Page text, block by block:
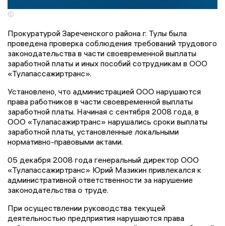
©
Прокуратурой Зареченского района г. Тулы была
проведена проверка соблюдения требований трудового
законодательства в части своевременной выплаты
заработной платы и иных пособий сотрудникам в ООО
«Тулапассажиртранс».
Установлено, что администрацией ООО нарушаются
права работников в части своевременной выплаты
заработной платы. Начиная с сентября 2008 года, в
ООО «Тулапасажиртранс» нарушались сроки выплаты
заработной платы, установленные локальными
нормативно-правовыми актами.
05 декабря 2008 года генеральный директор ООО
«Тулапассажиртранс» Юрий Мазикин привлекался к
административной ответственности за нарушение
законодательства о труде.
При осуществлении руководства текущей
деятельностью предприятия нарушаются права